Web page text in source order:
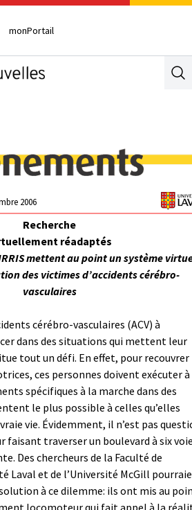
monPortail
2006
Recherche
réadaptés
mettent au point un système
des victimes d’accidents cérébro-
vasculaires
cérébro-vasculaires (ACV) à
dans des situations qui mettent leur
tout un défi. En effet, pour recouvrer
ces personnes doivent exécuter à
spécifiques à la marche dans des
le plus possible à celles qu’elles
vie. Évidemment, il n’est pas
faisant traverser un boulevard à six
Des chercheurs de la Faculté de
Laval et de l’Université McGill
à ce dilemme: ils ont mis au
locomoteur qui fait appel à la